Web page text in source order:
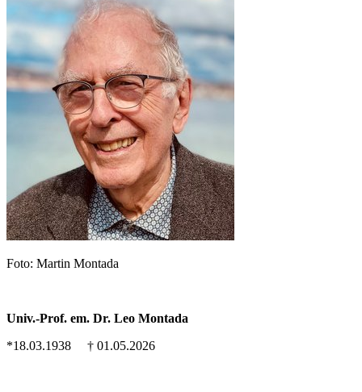
Foto: Martin Montada
Univ.-Prof. em. Dr. Leo Montada
*18.03.1938 † 01.05.2026